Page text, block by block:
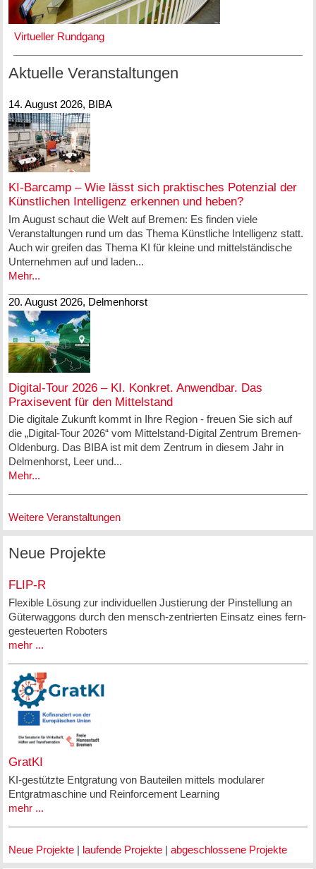
Virtueller Rundgang
Aktuelle Veranstaltungen
14. August 2026, BIBA
KI-Barcamp – Wie lässt sich praktisches Potenzial der
Künstlichen Intelligenz erkennen und heben?
Im August schaut die Welt auf Bremen: Es finden viele
Veranstaltungen rund um das Thema Künstliche Intelligenz statt.
Auch wir greifen das Thema KI für kleine und mittelständische
Unternehmen auf und laden...
Mehr...
20. August 2026, Delmenhorst
Digital-Tour 2026 – KI. Konkret. Anwendbar. Das
Praxisevent für den Mittelstand
Die digitale Zukunft kommt in Ihre Region - freuen Sie sich auf
die „Digital-Tour 2026“ vom Mittelstand-Digital Zentrum Bremen-
Oldenburg. Das BIBA ist mit dem Zentrum in diesem Jahr in
Delmenhorst, Leer und...
Mehr...
Weitere Veranstaltungen
Neue Projekte
FLIP-R
Flexible Lösung zur individuellen Justierung der Pinstellung an
Güterwaggons durch den mensch-zentrierten Einsatz eines fern-
gesteuerten Roboters
mehr ...
GratKI
KI-gestützte Entgratung von Bauteilen mittels modularer
Entgratmaschine und Reinforcement Learning
mehr ...
Neue Projekte| laufende Projekte| abgeschlossene Projekte